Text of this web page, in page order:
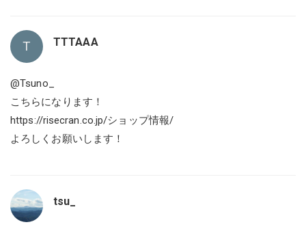
T TTTAAA
@Tsuno_
こちらになります！
https://risecran.co.jp/ショップ情報/
よろしくお願いします！
tsu_